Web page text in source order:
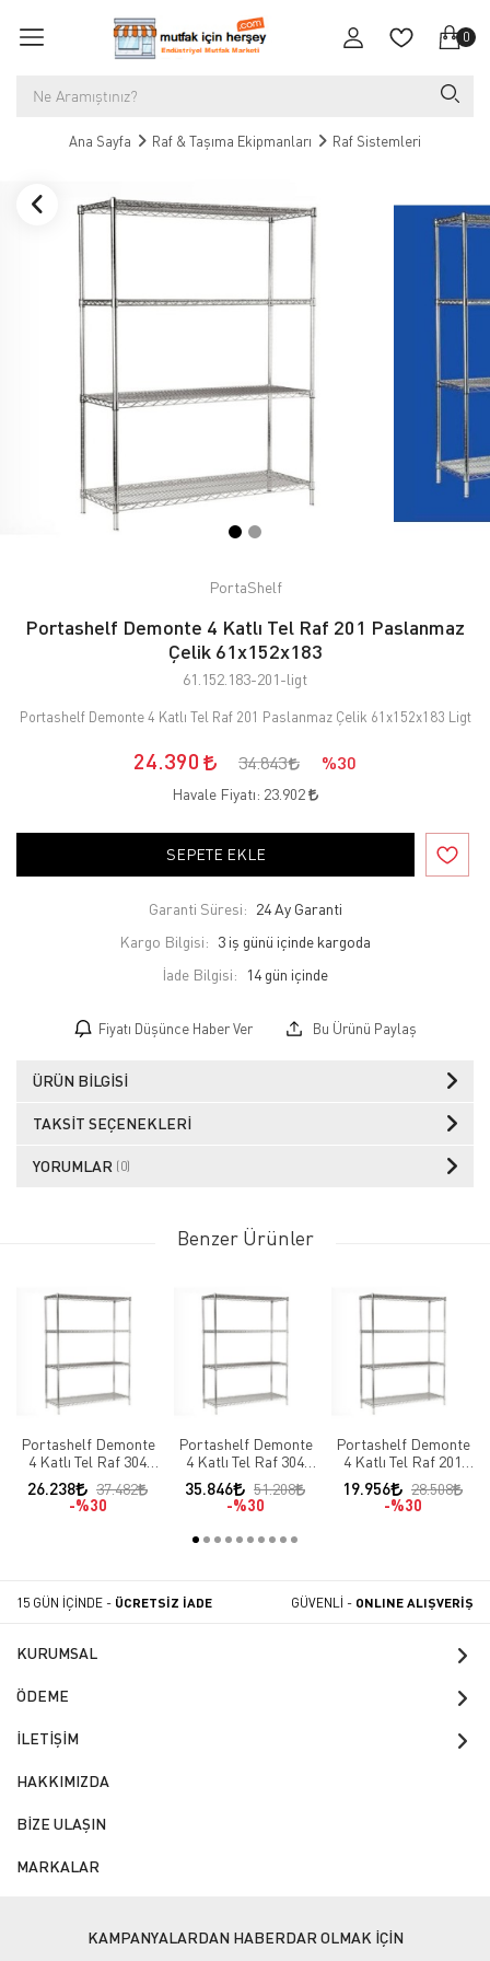
0
Ana Sayfa Raf & Taşıma Ekipmanları Raf Sistemleri
PortaShelf
Portashelf Demonte 4 Katlı Tel Raf 201 Paslanmaz
Çelik 61x152x183
61.152.183-201-ligt
Portashelf Demonte 4 Katlı Tel Raf 201 Paslanmaz Çelik 61x152x183 Ligt
24.390 34.843 %30
Havale Fiyatı: 23.902
SEPETE EKLE
Garanti Süresi: 24 Ay Garanti
Kargo Bilgisi: 3 iş günü içinde kargoda
İade Bilgisi:
Fiyatı Düşünce Haber Ver Bu Ürünü Paylaş
ÜRÜN BILGISI
TAKSIT SEÇENEKLERI
YORUMLAR (0)
Benzer Ürünler
Portashelf Demonte
4 Katlı Tel Raf 304
Paslanmaz Çelik
53x122x183
26.238
37.482
%30
Portashelf Demonte
4 Katlı Tel Raf 304
Paslanmaz Çelik
61x183x183
35.846
51.208
%30
Portashelf Demonte
4 Katlı Tel Raf 201
Paslanmaz Çelik
53x122x183
19.956
28.508
%30
15 GÜN İÇİNDE - ÜCRETSİZ İADE GÜVENLİ - ONLINE ALIŞVERİŞ
KURUMSAL
ÖDEME
İLETİŞİM
HAKKIMIZDA
BİZE ULAŞIN
MARKALAR
KAMPANYALARDAN HABERDAR OLMAK İÇİN